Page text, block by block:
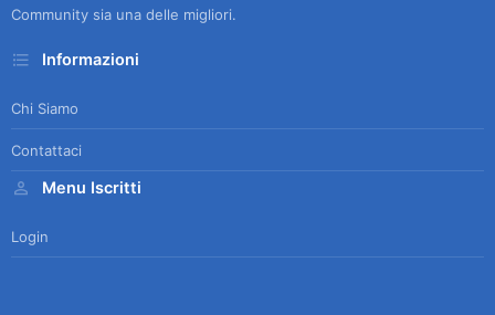
Community sia una delle migliori.
Informazioni
Chi Siamo
Contattaci
Menu Iscritti
Login